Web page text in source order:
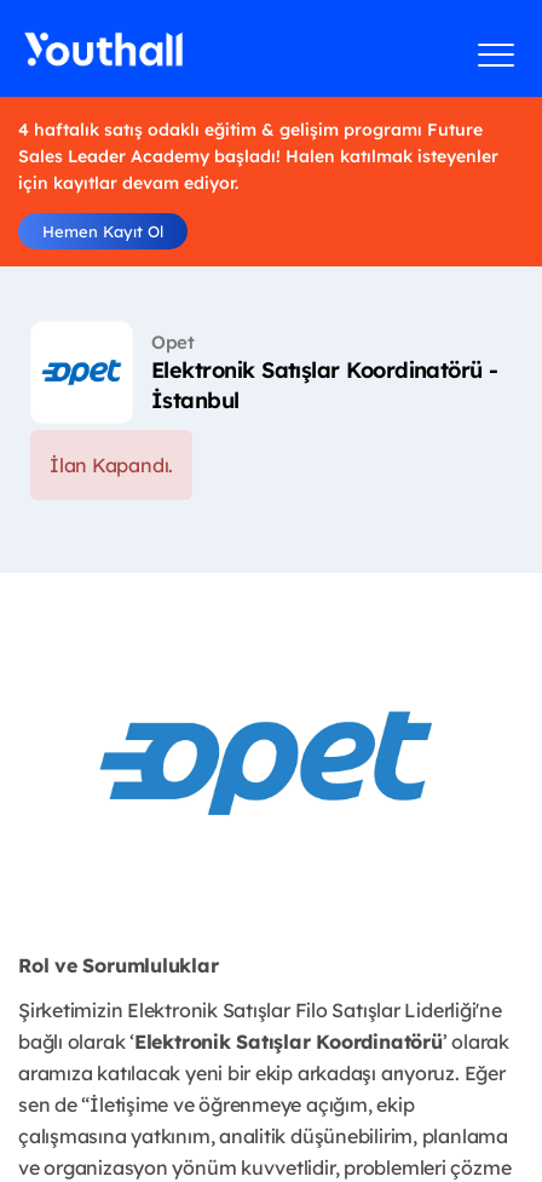
4 haftalık satış odaklı eğitim & gelişim programı Future
Sales Leader Academy başladı! Halen katılmak isteyenler
için kayıtlar devam ediyor.
Hemen Kayıt Ol
Opet
Elektronik Satışlar Koordinatörü -
İstanbul
İlan Kapandı.
Rol ve Sorumluluklar
Şirketimizin Elektronik Satışlar Filo Satışlar Liderliği'ne
bağlı olarak ‘Elektronik Satışlar Koordinatörü’ olarak
aramıza katılacak yeni bir ekip arkadaşı arıyoruz. Eğer
sen de “İletişime ve öğrenmeye açığım, ekip
çalışmasına yatkınım, analitik düşünebilirim, planlama
ve organizasyon yönüm kuvvetlidir, problemleri çözme